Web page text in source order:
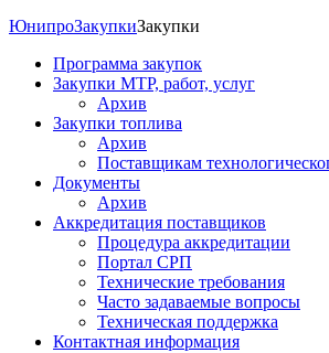
ЮнипроЗакупкиЗакупки
Программа закупок
Закупки МТР, работ, услуг
Архив
Закупки топлива
Архив
Поставщикам
Документы
Архив
Аккредитация поставщиков
Процедура аккредитации
Портал СРП
Технические требования
Часто задаваемые вопросы
Техническая поддержка
Контактная информация